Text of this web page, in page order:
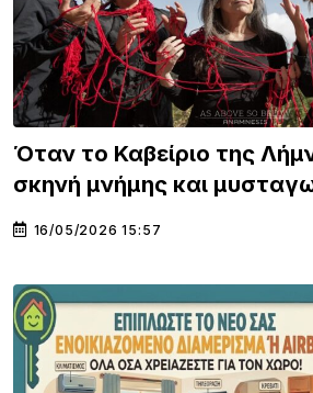
Όταν το Καβείριο της
σκηνή μνήμης και
16/05/2026 15:57